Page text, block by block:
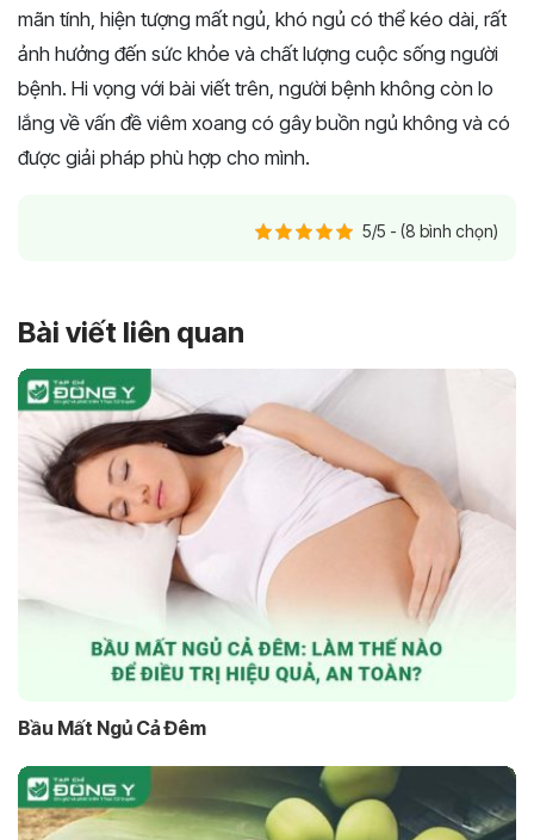
mãn tính, hiện tượng mất ngủ, khó ngủ có thể kéo dài, rất
ảnh hưởng đến sức khỏe và chất lượng cuộc sống người
bệnh. Hi vọng với bài viết trên, người bệnh không còn lo
lắng về vấn đề viêm xoang có gây buồn ngủ không và có
được giải pháp phù hợp cho mình.
5/5 - (8 bình chọn)
Bài viết liên quan
Bầu Mất Ngủ Cả Đêm